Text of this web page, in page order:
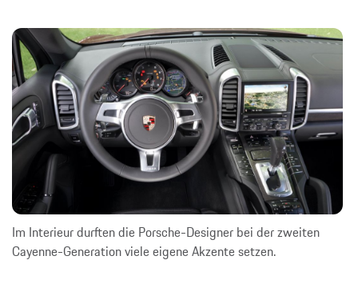
Im Interieur durften die Porsche-Designer bei der zweiten
Cayenne-Generation viele eigene Akzente setzen.